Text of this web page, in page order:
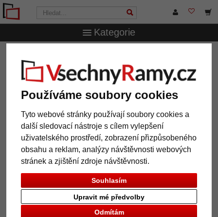
Používáme soubory cookies
Tyto webové stránky používají soubory cookies a
další sledovací nástroje s cílem vylepšení
uživatelského prostředí, zobrazení přizpůsobeného
obsahu a reklam, analýzy návštěvnosti webových
stránek a zjištění zdroje návštěvnosti.
Souhlasím
Odmítám
Upravit mé předvolby
Kategorie
rám Lounge
Plastový rám Lounge
Zpět